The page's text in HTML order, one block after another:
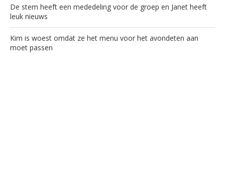
De stem heeft een mededeling voor de groep en Janet heeft
leuk nieuws
Kim is woest omdat ze het menu voor het avondeten aan
moet passen